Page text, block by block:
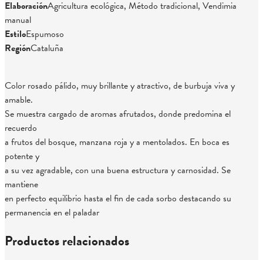
ElaboraciónAgricultura ecológica, Método tradicional, Vendimia
manual
EstiloEspumoso
RegiónCataluña
Color rosado pálido, muy brillante y atractivo, de burbuja viva y
amable.
Se muestra cargado de aromas afrutados, donde predomina el
recuerdo
a frutos del bosque, manzana roja y a mentolados. En boca es
potente y
a su vez agradable, con una buena estructura y carnosidad. Se
mantiene
en perfecto equilibrio hasta el fin de cada sorbo destacando su
permanencia en el paladar
Productos relacionados